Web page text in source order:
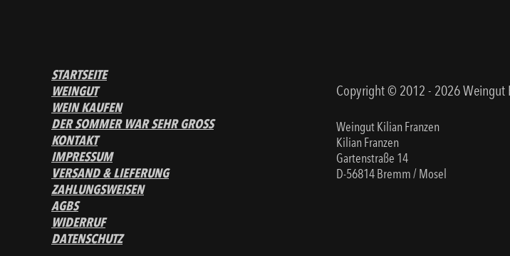
STARTSEITE
WEINGUT
WEIN KAUFEN
DER SOMMER WAR SEHR GROSS
KONTAKT
IMPRESSUM
VERSAND & LIEFERUNG
ZAHLUNGSWEISEN
AGBS
WIDERRUF
DATENSCHUTZ
Copyright © 2012 - 2026 Weingut
Weingut Kilian Franzen
Kilian Franzen
Gartenstraße 14
D-56814 Bremm / Mosel